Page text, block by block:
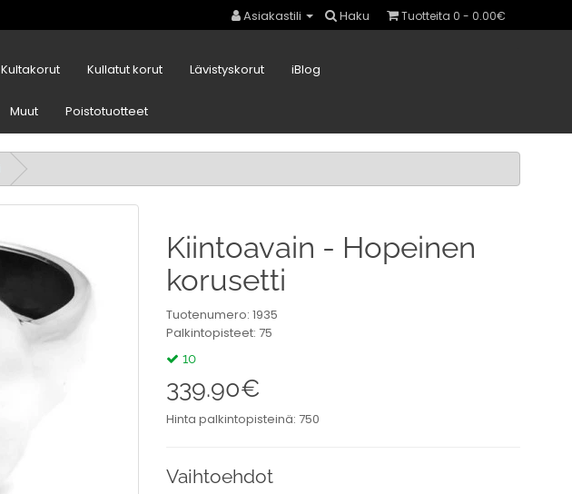
Asiakastili Haku Tuotteita 0 - 0.00€
Kultakorut Kullatut korut Lävistyskorut iBlog
Muut Poistotuotteet
Kiintoavain - Hopeinen
korusetti
Tuotenumero: 1935
Palkintopisteet: 75
10
339.90€
Hinta palkintopisteinä: 750
Vaihtoehdot